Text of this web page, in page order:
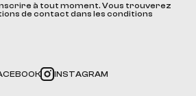
à tout moment. Vous trouverez
de contact dans les conditions
INSTAGRAM